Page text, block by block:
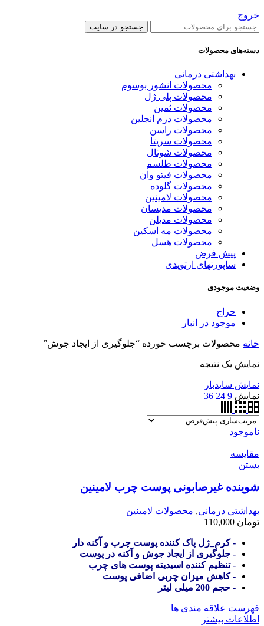
خروج
جستجو در سایت
دسته‌های محصولات
بهداشتی درمانی
محصولات انشور بوسوم
محصولات پلی ژل
محصولات ثمین
محصولات درم انجلین
محصولات راسن
محصولات سریتا
محصولات شوتال
محصولات طلسم
محصولات فیتو وان
محصولات گلوده
محصولات لامینین
محصولات مدیسان
محصولات مدیلن
محصولات مه اسکین
محصولات هسل
پیش فرض
ساپورتهای ارتوپدی
وضعیت موجودی
حراج
موجود در انبار
خانه محصولات برچسب خورده “جلوگیری از ایجاد جوش”
نمایش یک نتیجه
نمایش سایدبار
نمایش 9
24
36
ناموجود
مقایسه
بستن
شوینده غیرصابونی پوست چرب لامینین
بهداشتی درمانی, محصولات لامینین
تومان
- کرم_ژل پاک کننده پوست چرب و آکنه دار
- جلوگیری از ایجاد جوش و آکنه در پوست
- تنظیم کننده اسیدیته پوست های چرب
- کاهش میزان چربی اضافی پوست
- حجم 200 میلی لیتر
فهرست علاقه مندی ها
اطلاعات بیشتر